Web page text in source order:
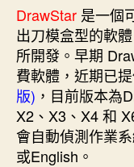
者
DrawStar 是一個
出刀模盒型的軟
所開發。早期
費軟體，近期已
版) ，目前版本為
X2、X3、X4 和
會自動偵測作業
或English。